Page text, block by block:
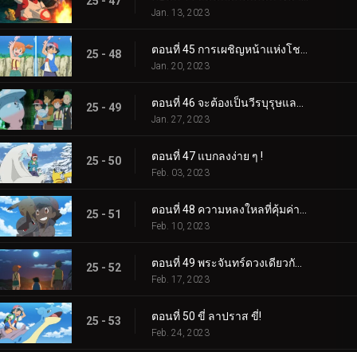
Jan. 13, 2023
25 - 48
Jan. 20, 2023
25 - 49
Jan. 27, 2023
25 - 50 ตอนที่ 47 แบกลงง่าย ๆ !
Feb. 03, 2023
25 - 51
Feb. 10, 2023
25 - 52
Feb. 17, 2023
25 - 53 ตอนที่ 50 ขี่ ลาปราส ขี่!
Feb. 24, 2023